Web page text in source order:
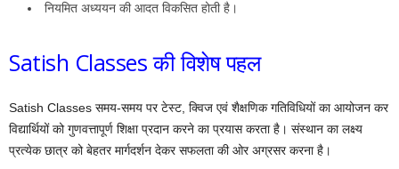
नियमित अध्ययन की आदत विकसित होती है।
Satish Classes की विशेष पहल
Satish Classes समय-समय पर टेस्ट, क्विज एवं शैक्षणिक गतिविधियों का आयोजन कर
विद्यार्थियों को गुणवत्तापूर्ण शिक्षा प्रदान करने का प्रयास करता है। संस्थान का लक्ष्य
प्रत्येक छात्र को बेहतर मार्गदर्शन देकर सफलता की ओर अग्रसर करना है।